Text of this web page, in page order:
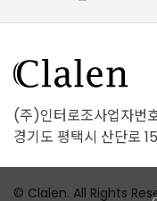
(주)인터로조사업자번
경기도 평택시 산단로
© Clalen. All Rights